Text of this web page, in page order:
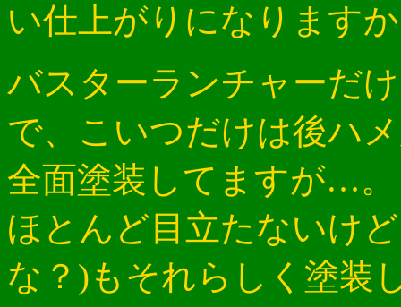
い仕上がりになります
バスターランチャーだ
で、こいつだけは後ハ
全面塗装してますが…。
ほとんど目立たないけ
な？)もそれらしく塗装